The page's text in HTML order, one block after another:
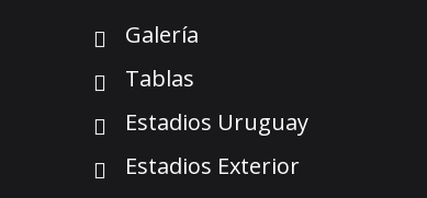
Galería
Tablas
Estadios Uruguay
Estadios Exterior